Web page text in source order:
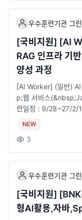
지급· ​구직촉진수당 :
40만원)· ​1:1 취업지
보험)&nbsp;&nbsp;※​​
AI를 활용하여 금융상
발 인재 양성​· ​ 선도기
금융지식 &nbsp;교육
자원을 활용한 프로젝
생성형 AI활용으로 고
p;&nbsp;&nbsp;&lt;
지점위치, 전화, 카카
다.■ 접수 : 바로가기​
우수훈련기관 그
[국비지원] [AI
RAG 인프라 기
양성 과정
[AI Worker] (일반) AI
p;웹 서비스
련일정 : 9/28~27/2/
~18:00​· 모집정원:
발급 대상자· 전공 무
카드 발급 대상자 자
훈련비 전액 지원
p; &nbsp;· ​훈련장려
대 20만원. 산대특직
비스 제공 (진로상담·
업 연계 등)※​ 과정안내
NEW
3
우수훈련기관 그
[국비지원]
형AI활용,자바